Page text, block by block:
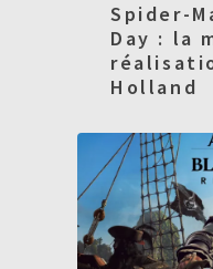
Spider-
Day : la
Holland